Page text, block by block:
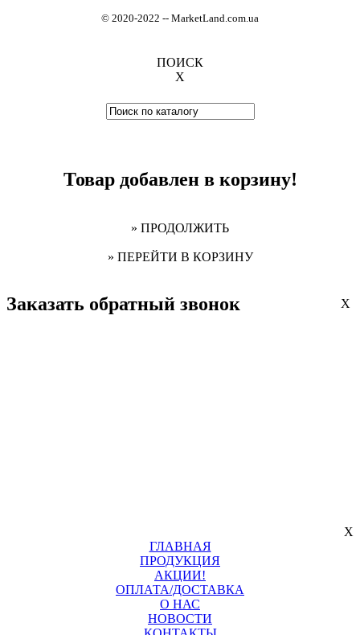
© 2020-2022 -- MarketLand.com.ua
ПОИСК
X
Товар добавлен в корзину!
» ПРОДОЛЖИТЬ
» ПЕРЕЙТИ В КОРЗИНУ
Заказать обратный звонок X
X
ГЛАВНАЯ
ПРОДУКЦИЯ
АКЦИИ!
ОПЛАТА/ДОСТАВКА
О НАС
НОВОСТИ